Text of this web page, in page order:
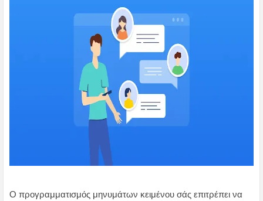
Ο προγραμματισμός μηνυμάτων κειμένου σάς επιτρέπει να